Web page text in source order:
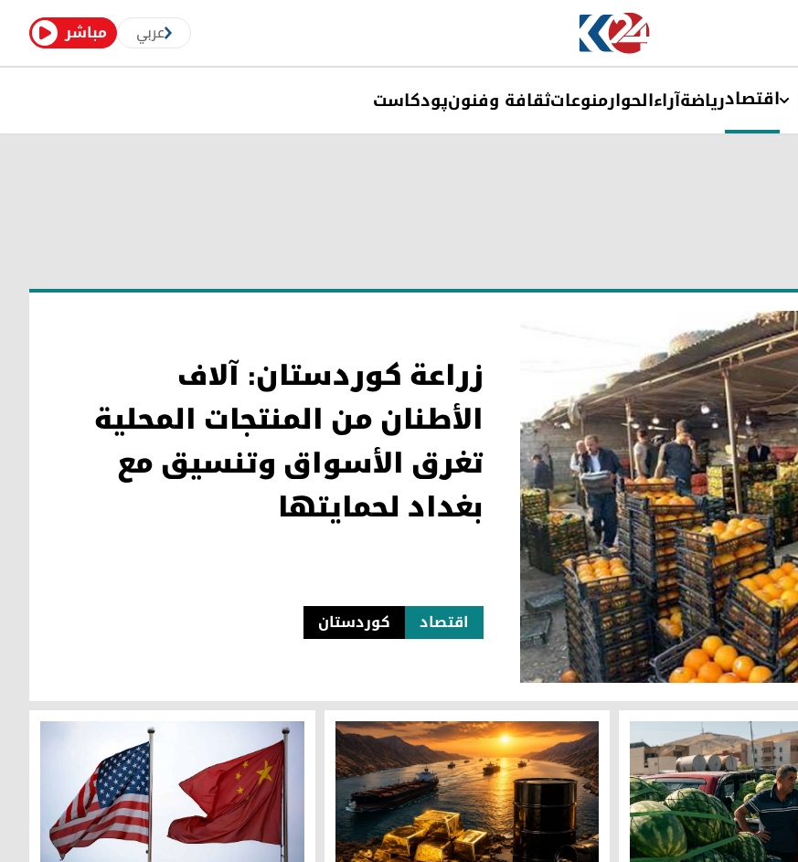
مباشر عربي
اقتصادریاضةآراءالحوارمنوعاتثقافة وفنونپودکاست
اقتصاد کوردستان
زراعة كوردستان: آلاف
الأطنان من المنتجات المحلية
تغرق الأسواق وتنسيق مع
بغداد لحمايتها